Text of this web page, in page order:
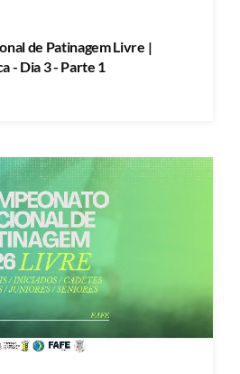
de Patinagem Livre |
- Dia 3 - Parte 1